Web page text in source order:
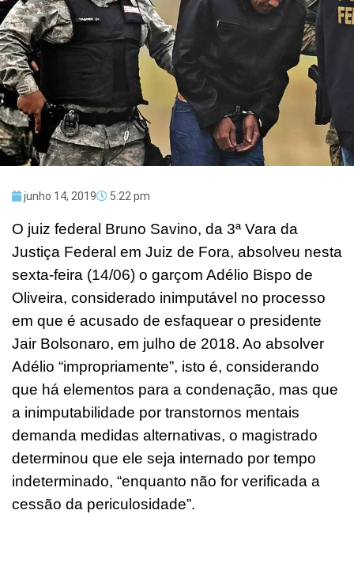
junho 14, 2019 5:22 pm
O juiz federal Bruno Savino, da 3ª Vara da
Justiça Federal em Juiz de Fora, absolveu nesta
sexta-feira (14/06) o garçom Adélio Bispo de
Oliveira, considerado inimputável no processo
em que é acusado de esfaquear o presidente
Jair Bolsonaro, em julho de 2018. Ao absolver
Adélio “impropriamente”, isto é, considerando
que há elementos para a condenação, mas que
a inimputabilidade por transtornos mentais
demanda medidas alternativas, o magistrado
determinou que ele seja internado por tempo
indeterminado, “enquanto não for verificada a
cessão da periculosidade”.